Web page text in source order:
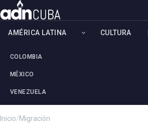
AMÉRICA LATINA
COLOMBIA
MÉXICO
VENEZUELA
CULTURA
Inicio/Migración